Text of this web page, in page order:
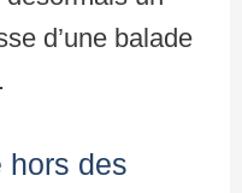
d’une balade
hors des